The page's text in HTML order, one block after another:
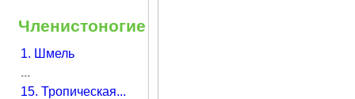
Членистоногие
1. Шмель
...
15. Тропическая...